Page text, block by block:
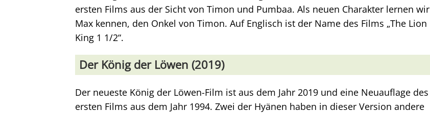
ersten Films aus der Sicht von Timon und Pumbaa. Als neuen Charakter lernen wir
Max kennen, den Onkel von Timon. Auf Englisch ist der Name des Films „The Lion
King 1 1/2“.
Der König der Löwen (2019)
Der neueste König der Löwen-Film ist aus dem Jahr 2019 und eine Neuauflage des
ersten Films aus dem Jahr 1994. Zwei der Hyänen haben in dieser Version andere